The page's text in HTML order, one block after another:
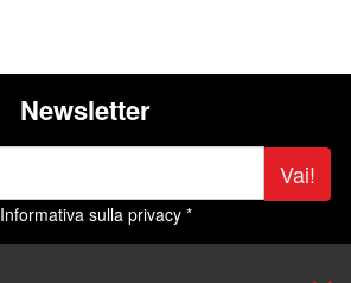
Newsletter
Vai!
Informativa sulla privacy *